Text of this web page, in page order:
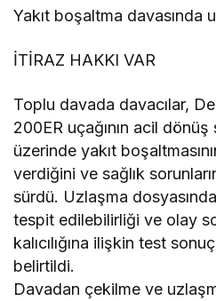
Yakıt boşaltma davasında
İTİRAZ HAKKI VAR
Toplu davada davacılar,
200ER uçağının acil dönüş
üzerinde yakıt
verdiğini ve sağlık
sürdü. Uzlaşma
tespit edilebilirliği ve olay
kalıcılığına ilişkin test
belirtildi.
Davadan çekilme ve